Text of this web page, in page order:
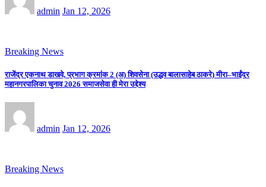
admin Jan 12, 2026
Breaking News
राजेंद्र एकनाथ डाखवे, प्रभाग क्रमांक 2 (अ) शिवसेना (उद्धव बालासाहेब ठाकरे) मीरा–भाईंदर
महानगरपालिका चुनाव 2026 समाजसेवा ही मेरा उद्देश्य
admin Jan 12, 2026
Breaking News